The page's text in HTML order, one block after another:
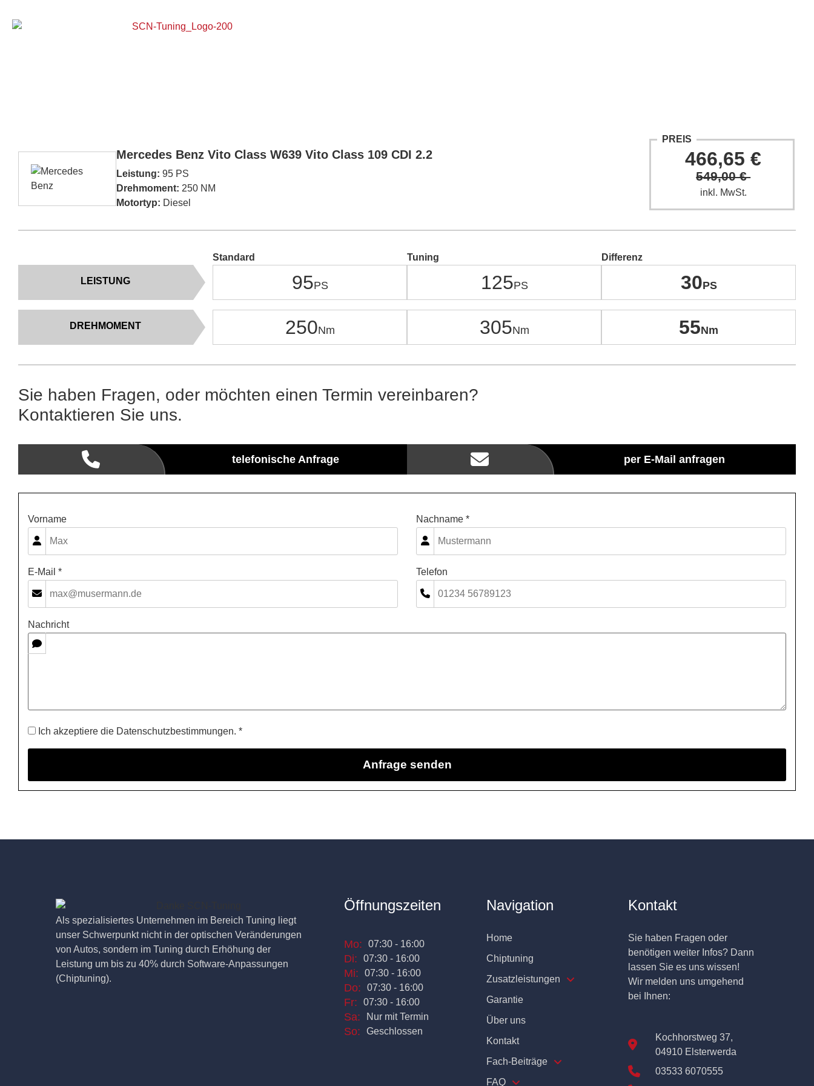
Mercedes Benz Vito Class W639 Vito Class 109 CDI 2.2
Leistung: 95 PS
Drehmoment: 250 NM
Motortyp: Diesel
PREIS
466,65 €
549,00 €
inkl. MwSt.
LEISTUNG
DREHMOMENT
Standard
95
250
Tuning
125
305
Differenz
30
55
Sie haben Fragen, oder möchten einen Termin vereinbaren?
Kontaktieren Sie uns.
telefonische Anfrage per E-Mail anfragen
Vorname Nachname *
E-Mail * Telefon
Nachricht
Ich akzeptiere die Datenschutzbestimmungen. *
Als spezialisiertes Unternehmen im Bereich Tuning liegt
unser Schwerpunkt nicht in der optischen Veränderungen
von Autos, sondern im Tuning durch Erhöhung der
Leistung um bis zu 40% durch Software-Anpassungen
(Chiptuning).
Öffnungszeiten
Mo: 07:30 - 16:00
Di: 07:30 - 16:00
Mi: 07:30 - 16:00
Do: 07:30 - 16:00
Fr: 07:30 - 16:00
Sa: Nur mit Termin
So: Geschlossen
Navigation
Home
Chiptuning
Zusatzleistungen
Garantie
Über uns
Kontakt
Fach-Beiträge
FAQ
Kontakt
Sie haben Fragen oder
benötigen weiter Infos? Dann
lassen Sie es uns wissen!
Wir melden uns umgehend
bei Ihnen:
Kochhorstweg 37,
04910 Elsterwerda
03533 6070555